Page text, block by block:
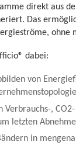
direkt aus
Das
ohne
dabei:
von
Verbrauchs-,
letzten
in